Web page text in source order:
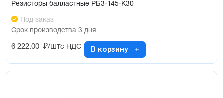
Резисторы балластные РБ3-145-К30
Под заказ
Срок производства 3 дня
6 222,00 ₽/штс НДС В корзину